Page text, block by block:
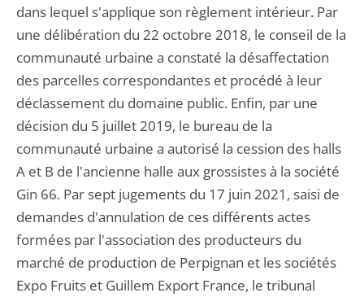
dans lequel s'applique son règlement intérieur. Par
une délibération du 22 octobre 2018, le conseil de la
communauté urbaine a constaté la désaffectation
des parcelles correspondantes et procédé à leur
déclassement du domaine public. Enfin, par une
décision du 5 juillet 2019, le bureau de la
communauté urbaine a autorisé la cession des halls
A et B de l'ancienne halle aux grossistes à la société
Gin 66. Par sept jugements du 17 juin 2021, saisi de
demandes d'annulation de ces différents actes
formées par l'association des producteurs du
marché de production de Perpignan et les sociétés
Expo Fruits et Guillem Export France, le tribunal